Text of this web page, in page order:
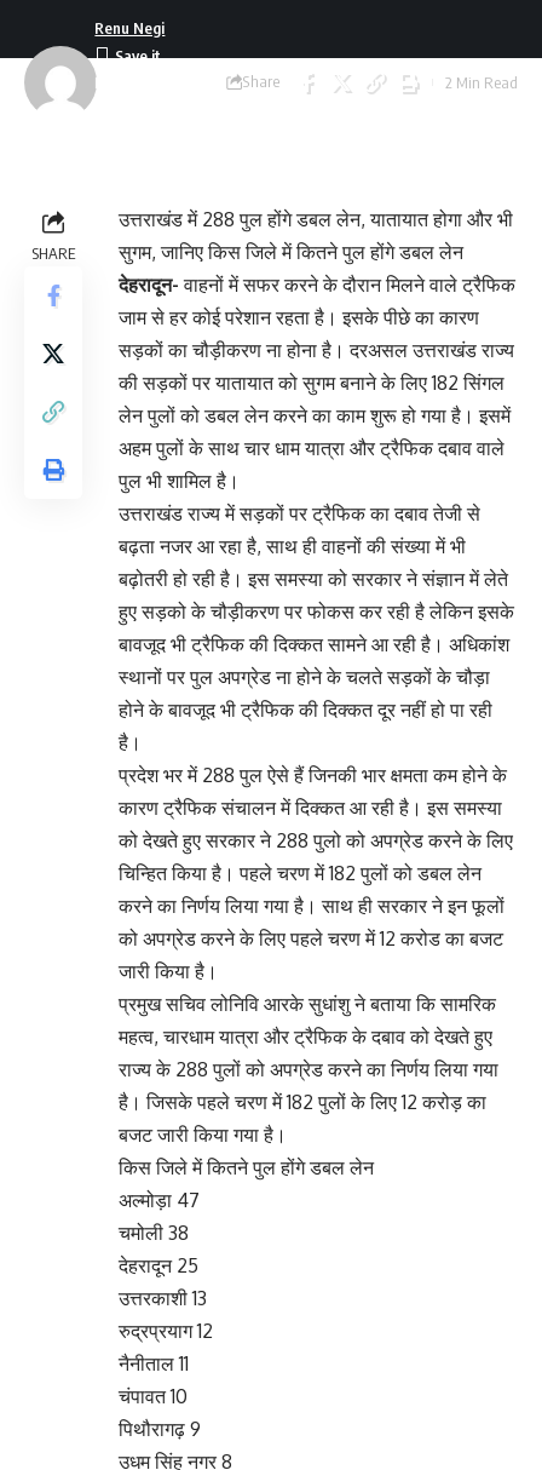
Last updated:
Renu Negi
Share 2 Min Read
SHARE
उत्तराखंड में 288 पुल होंगे डबल लेन, यातायात होगा और भी
सुगम, जानिए किस जिले में कितने पुल होंगे डबल लेन
देहरादून- वाहनों में सफर करने के दौरान मिलने वाले ट्रैफिक
जाम से हर कोई परेशान रहता है। इसके पीछे का कारण
सड़कों का चौड़ीकरण ना होना है। दरअसल उत्तराखंड राज्य
की सड़कों पर यातायात को सुगम बनाने के लिए 182 सिंगल
लेन पुलों को डबल लेन करने का काम शुरू हो गया है। इसमें
अहम पुलों के साथ चार धाम यात्रा और ट्रैफिक दबाव वाले
पुल भी शामिल है।
उत्तराखंड राज्य में सड़कों पर ट्रैफिक का दबाव तेजी से
बढ़ता नजर आ रहा है, साथ ही वाहनों की संख्या में भी
बढ़ोतरी हो रही है। इस समस्या को सरकार ने संज्ञान में लेते
हुए सड़को के चौड़ीकरण पर फोकस कर रही है लेकिन इसके
बावजूद भी ट्रैफिक की दिक्कत सामने आ रही है। अधिकांश
स्थानों पर पुल अपग्रेड ना होने के चलते सड़कों के चौड़ा
होने के बावजूद भी ट्रैफिक की दिक्कत दूर नहीं हो पा रही
है।
प्रदेश भर में 288 पुल ऐसे हैं जिनकी भार क्षमता कम होने के
कारण ट्रैफिक संचालन में दिक्कत आ रही है। इस समस्या
को देखते हुए सरकार ने 288 पुलो को अपग्रेड करने के लिए
चिन्हित किया है। पहले चरण में 182 पुलों को डबल लेन
करने का निर्णय लिया गया है। साथ ही सरकार ने इन फूलों
को अपग्रेड करने के लिए पहले चरण में 12 करोड का बजट
जारी किया है।
प्रमुख सचिव लोनिवि आरके सुधांशु ने बताया कि सामरिक
महत्व, चारधाम यात्रा और ट्रैफिक के दबाव को देखते हुए
राज्य के 288 पुलों को अपग्रेड करने का निर्णय लिया गया
है। जिसके पहले चरण में 182 पुलों के लिए 12 करोड़ का
बजट जारी किया गया है।
किस जिले में कितने पुल होंगे डबल लेन
अल्मोड़ा 47
चमोली 38
देहरादून 25
उत्तरकाशी 13
रुद्रप्रयाग 12
नैनीताल 11
चंपावत 10
पिथौरागढ़ 9
उधम सिंह नगर 8